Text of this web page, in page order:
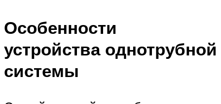
Особенности
устройства однотрубной
системы